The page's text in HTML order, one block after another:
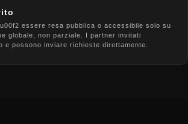
essere resa pubblica o accessibile solo su
globale, non parziale. I partner invitati
e possono inviare richieste direttamente.